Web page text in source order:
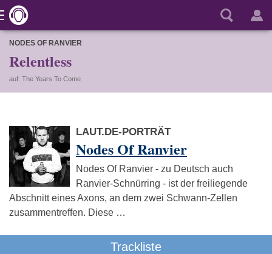
NODES OF RANVIER
Relentless
auf: The Years To Come
LAUT.DE-PORTRÄT
Nodes Of Ranvier
Nodes Of Ranvier - zu Deutsch auch
Ranvier-Schnürring - ist der freiliegende
Abschnitt eines Axons, an dem zwei Schwann-Zellen
zusammentreffen. Diese …
Trackliste